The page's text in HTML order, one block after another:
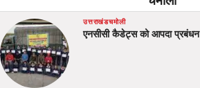
उत्तराखंडचमोली
एनसीसी कैडेट्स को आपदा प्रबंधन